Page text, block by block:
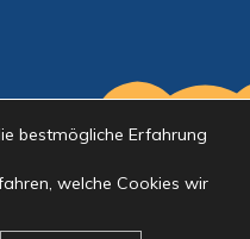
Kids Education Bell by
bestmögliche Erfahrung
welche Cookies wir